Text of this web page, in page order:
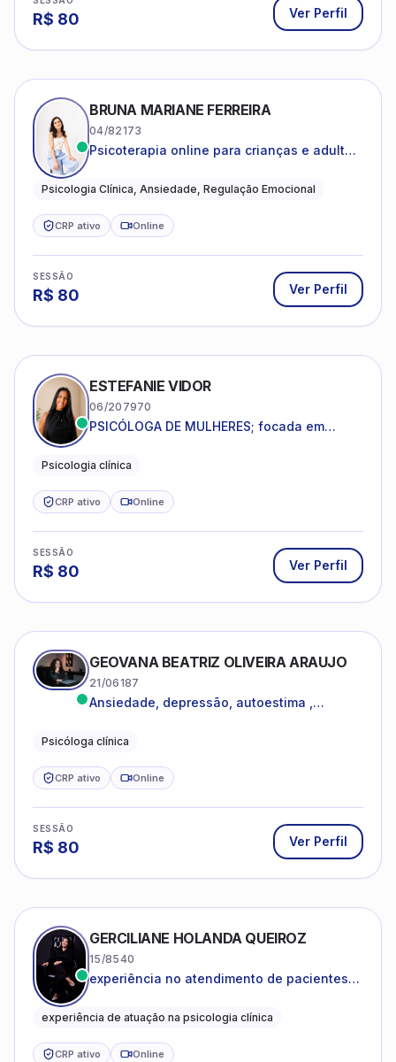
R$ 80 Ver Perfil
BRUNA MARIANE FERREIRA
04/82173
Psicoterapia online para crianças e adultos
reduzir a ansiedade e construir uma vida
Psicologia Clínica, Ansiedade, Regulação Emocional
CRP ativo Online
SESSÃO
R$ 80 Ver Perfil
ESTEFANIE VIDOR
06/207970
PSICÓLOGA DE MULHERES; focada em
dentro da sua realidade.
Psicologia clínica
CRP ativo Online
SESSÃO
R$ 80 Ver Perfil
GEOVANA BEATRIZ OLIVEIRA ARAUJO
21/06187
Ansiedade, depressão, autoestima ,
Psicóloga clínica
CRP ativo Online
SESSÃO
R$ 80 Ver Perfil
GERCILIANE HOLANDA QUEIROZ
15/8540
experiência no atendimento de pacientes
catastróficos e comportamentos
experiência de atuação na psicologia clínica
CRP ativo Online